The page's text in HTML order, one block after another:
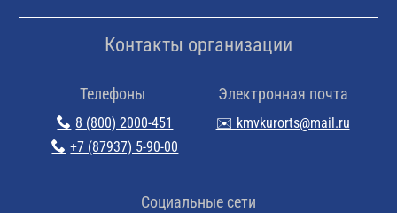
Контакты организации
Телефоны
8 (800) 2000-451
+7 (87937) 5-90-00
Электронная почта
✉️ kmvkurorts@mail.ru
Cоциальные сети